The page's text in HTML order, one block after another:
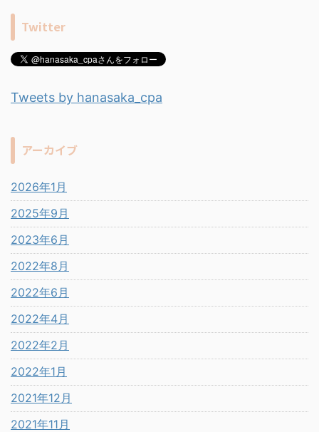
Twitter
Tweets by hanasaka_cpa
アーカイブ
2026年1月
2025年9月
2023年6月
2022年8月
2022年6月
2022年4月
2022年2月
2022年1月
2021年12月
2021年11月